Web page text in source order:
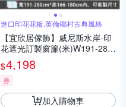
進口印花花板,英倫鄉村古典風格
【宜欣居傢飾】威尼斯水岸-印
花遮光訂製窗簾(米)W191-280*
H166-180cm以內*2片
$4,198
券
加入購物車